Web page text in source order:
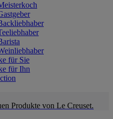
für Sie
für Ihn
Produkte von Le Creuset.